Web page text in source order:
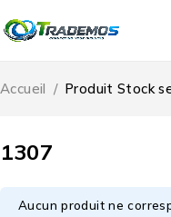
1307
Accueil / Produit Stock
Aucun produit ne